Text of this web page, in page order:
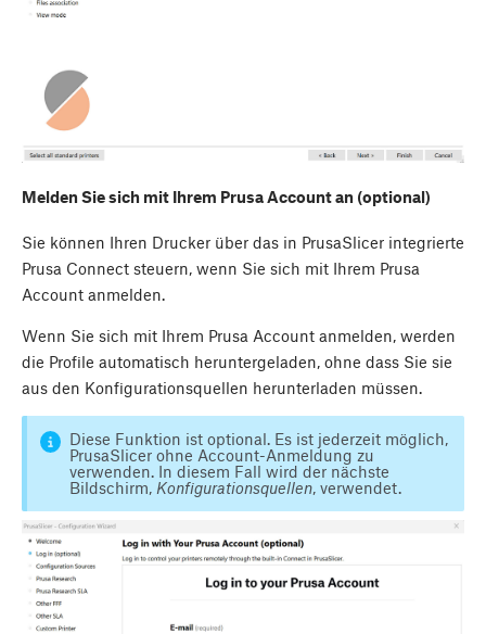
Melden Sie sich mit Ihrem Prusa Account an (optional)
Sie können Ihren Drucker über das in PrusaSlicer integrierte
Prusa Connect steuern, wenn Sie sich mit Ihrem Prusa
Account anmelden.
Wenn Sie sich mit Ihrem Prusa Account anmelden, werden
die Profile automatisch heruntergeladen, ohne dass Sie sie
aus den Konfigurationsquellen herunterladen müssen.
Diese Funktion ist optional. Es ist jederzeit möglich,
PrusaSlicer ohne Account-Anmeldung zu
verwenden. In diesem Fall wird der nächste
Bildschirm, Konfigurationsquellen, verwendet.